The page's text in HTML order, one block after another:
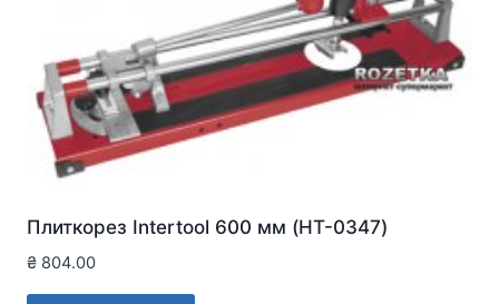
Плиткорез Intertool 600 мм (HT-0347)
₴ 804.00